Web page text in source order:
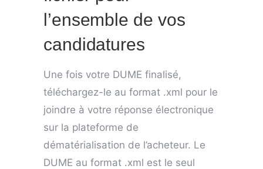
l’ensemble de vos
candidatures
Une fois votre DUME finalisé,
téléchargez-le au format .xml pour le
joindre à votre réponse électronique
sur la plateforme de
dématérialisation de l’acheteur. Le
DUME au format .xml est le seul